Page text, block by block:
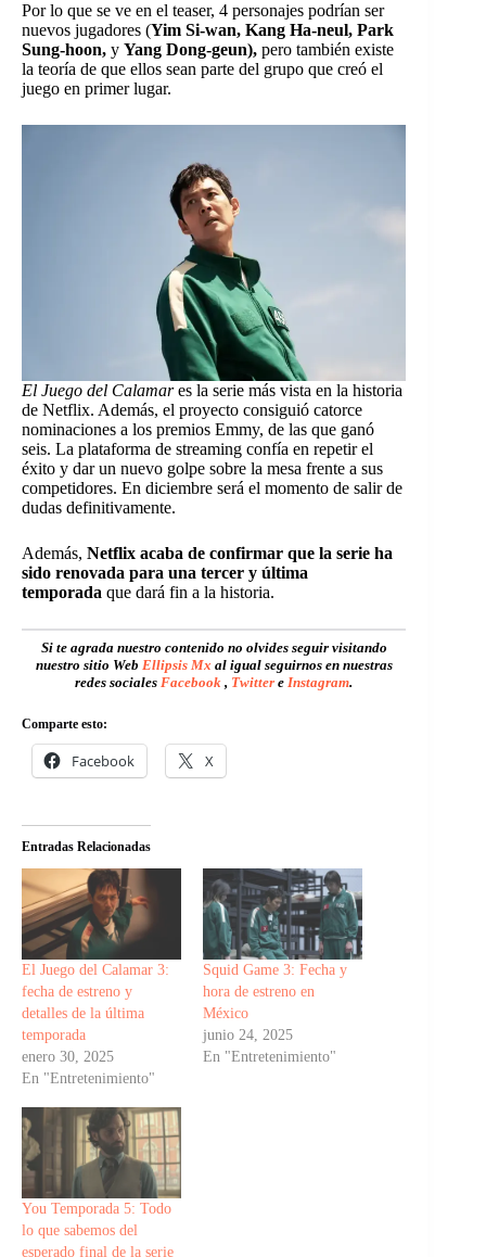
Por lo que se ve en el teaser, 4 personajes podrían ser
nuevos jugadores (Yim Si-wan, Kang Ha-neul, Park
Sung-hoon, y Yang Dong-geun), pero también existe
la teoría de que ellos sean parte del grupo que creó el
juego en primer lugar.
El Juego del Calamares la serie más vista en la historia
de Netflix. Además, el proyecto consiguió catorce
nominaciones a los premios Emmy, de las que ganó
seis. La plataforma de streaming confía en repetir el
éxito y dar un nuevo golpe sobre la mesa frente a sus
competidores. En diciembre será el momento de salir de
dudas definitivamente.
Además, Netflix acaba de confirmar que la serie ha
sido renovada para una tercer y última
temporada que dará fin a la historia.
Si te agrada nuestro contenido no olvides seguir visitando
nuestro sitio Web Ellipsis Mx al igual seguirnos en nuestras
redes socialesFacebook , Twitter eInstagram.
Comparte esto:
Facebook X
Entradas Relacionadas
El Juego del Calamar 3:
fecha de estreno y
detalles de la última
temporada
enero 30, 2025
En "Entretenimiento"
Squid Game 3: Fecha y
hora de estreno en
México
junio 24, 2025
En "Entretenimiento"
You Temporada 5: Todo
lo que sabemos del
esperado final de la serie